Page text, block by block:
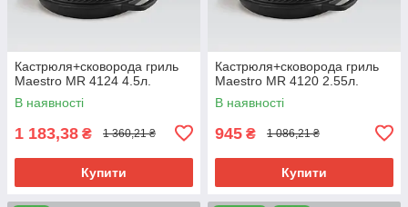
Кастрюля+сковорода гриль
Maestro MR 4124 4.5л.
В наявності
1 183,38 ₴ 1 360,21 ₴
Купити
Кастрюля+сковорода гриль
Maestro MR 4120 2.55л.
В наявності
945 ₴ 1 086,21 ₴
Купити